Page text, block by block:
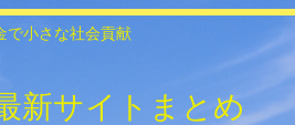
で小さな社会貢献
新サイトまとめ